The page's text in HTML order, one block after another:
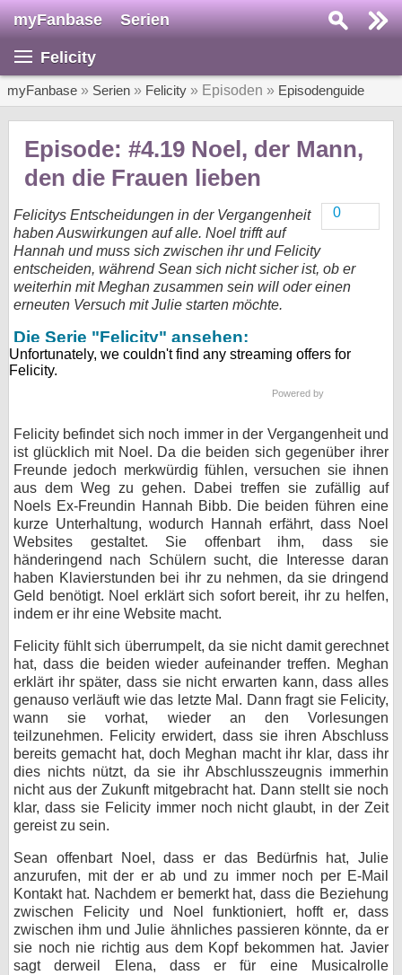
myFanbase Serien
Felicity
myFanbase » Serien » Felicity » Episoden » Episodenguide
Episode: #4.19 Noel, der Mann,
den die Frauen lieben
0
Felicitys Entscheidungen in der Vergangenheit
haben Auswirkungen auf alle. Noel trifft auf
Hannah und muss sich zwischen ihr und Felicity
entscheiden, während Sean sich nicht sicher ist, ob er
weiterhin mit Meghan zusammen sein will oder einen
erneuten Versuch mit Julie starten möchte.
Die Serie "Felicity" ansehen:
Powered by
Felicity befindet sich noch immer in der Vergangenheit und
ist glücklich mit Noel. Da die beiden sich gegenüber ihrer
Freunde jedoch merkwürdig fühlen, versuchen sie ihnen
aus dem Weg zu gehen. Dabei treffen sie zufällig auf
Noels Ex-Freundin Hannah Bibb. Die beiden führen eine
kurze Unterhaltung, wodurch Hannah erfährt, dass Noel
Websites gestaltet. Sie offenbart ihm, dass sie
händeringend nach Schülern sucht, die Interesse daran
haben Klavierstunden bei ihr zu nehmen, da sie dringend
Geld benötigt. Noel erklärt sich sofort bereit, ihr zu helfen,
indem er ihr eine Website macht.
Felicity fühlt sich überrumpelt, da sie nicht damit gerechnet
hat, dass die beiden wieder aufeinander treffen. Meghan
erklärt ihr später, dass sie nicht erwarten kann, dass alles
genauso verläuft wie das letzte Mal. Dann fragt sie Felicity,
wann sie vorhat, wieder an den Vorlesungen
teilzunehmen. Felicity erwidert, dass sie ihren Abschluss
bereits gemacht hat, doch Meghan macht ihr klar, dass ihr
dies nichts nützt, da sie ihr Abschlusszeugnis immerhin
nicht aus der Zukunft mitgebracht hat. Dann stellt sie noch
klar, dass sie Felicity immer noch nicht glaubt, in der Zeit
gereist zu sein.
Sean offenbart Noel, dass er das Bedürfnis hat, Julie
anzurufen, mit der er ab und zu immer noch per E-Mail
Kontakt hat. Nachdem er bemerkt hat, dass die Beziehung
zwischen Felicity und Noel funktioniert, hofft er, dass
zwischen ihm und Julie ähnliches passieren könnte, da er
sie noch nie richtig aus dem Kopf bekommen hat. Javier
sagt derweil Elena, dass er für eine Musicalrolle
Serie suchen...
SERIEN
Kolumnen
Veranstaltungen
Specials
Gewinnspiele
bei X
bei Facebook
Kontakt
Nutzungsbedingungen
Datenschutz
Cookie-Einstellungen
Impressum
Desktop-Ansicht
myFanbase